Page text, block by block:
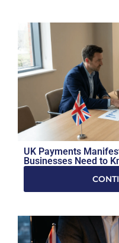
UK Payments
Businesses Need to